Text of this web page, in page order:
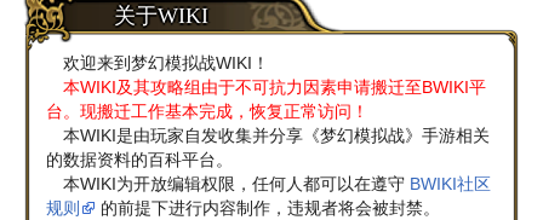
关于WIKI
欢迎来到梦幻模拟战WIKI！
本WIKI及其攻略组由于不可抗力因素申请搬迁至BWIKI平
台。现搬迁工作基本完成，恢复正常访问！
本WIKI是由玩家自发收集并分享《梦幻模拟战》手游相关
的数据资料的百科平台。
本WIKI为开放编辑权限，任何人都可以在遵守 BWIKI社区
规则
的前提下进行内容制作，违规者将会被封禁。